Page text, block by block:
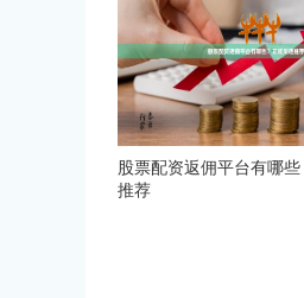
股票配资返佣平台有哪
推荐